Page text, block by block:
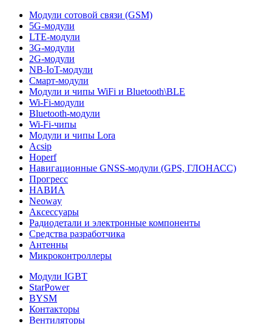
Модули сотовой связи (GSM)
5G-модули
LTE-модули
3G-модули
2G-модули
NB-IoT-модули
Смарт-модули
Модули и чипы WiFi и Bluetooth\BLE
Wi-Fi-модули
Bluetooth-модули
Wi-Fi-чипы
Модули и чипы Lora
Acsip
Hoperf
Навигационные GNSS-модули (GPS, ГЛОНАСС)
Прогресс
НАВИА
Neoway
Аксессуары
Радиодетали и электронные компоненты
Средства разработчика
Антенны
Микроконтроллеры
Модули IGBT
StarPower
BYSM
Контакторы
Вентиляторы